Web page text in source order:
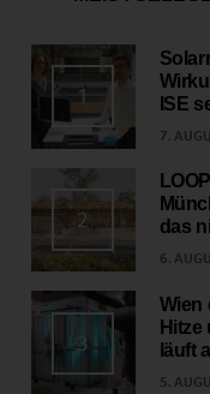
1
ISE
7.
2
das
6.
3
Wien
Hitze
läuft
5.